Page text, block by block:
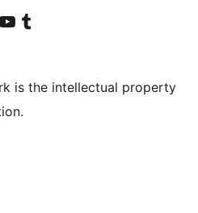
no LinkedInaccount
Visit our YouTube channel
Visit our Tumblr account
is the intellectual property